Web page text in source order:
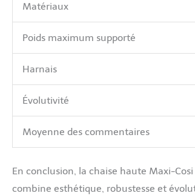
Matériaux
Poids maximum supporté
Harnais
Évolutivité
Moyenne des commentaires
En conclusion, la chaise haute Maxi-
combine esthétique, robustesse et